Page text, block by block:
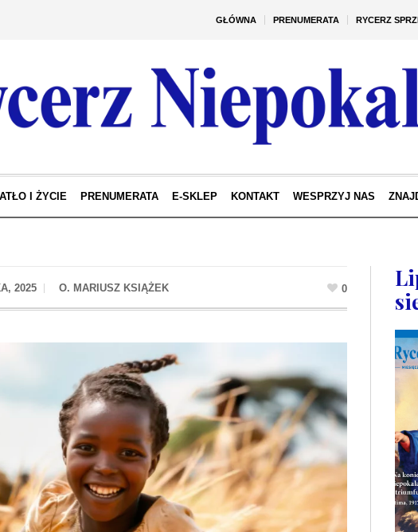
GŁÓWNA PRENUMERATA RYCERZ
I ŻYCIE PRENUMERATA E-SKLEP KONTAKT WESPRZYJ NAS
2025 0